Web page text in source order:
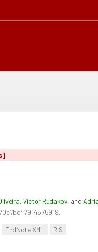
, Victor Rudakov, and
.
EndNote XML RIS